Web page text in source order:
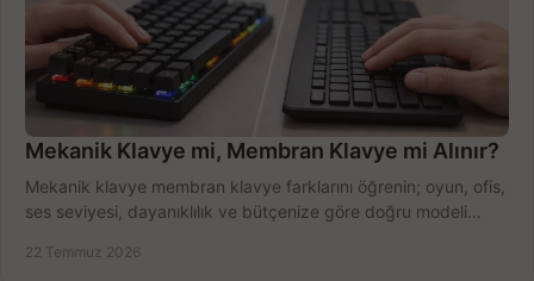
Mekanik Klavye mi, Membran Klavye mi Alınır?
Mekanik klavye membran klavye farklarını öğrenin; oyun, ofis,
ses seviyesi, dayanıklılık ve bütçenize göre doğru modeli
22 Temmuz 2026